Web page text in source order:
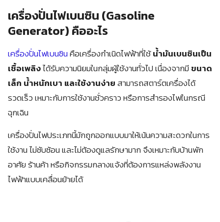
เครื่องปั่นไฟเบนซิน (Gasoline
Generator) คืออะไร
เครื่องปั่นไฟเบนซินคือเครื่องกำเนิดไฟฟ้าที่ใช้น้ำมันเบนซินเป็น
เชื้อเพลิงได้รับความนิยมในกลุ่มผู้ใช้งานทั่วไป เนื่องจากมีขนาด
เล็ก น้ำหนักเบา และใช้งานง่ายสามารถสตาร์ตเครื่องได้
รวดเร็ว เหมาะกับการใช้งานชั่วคราว หรือการสำรองไฟในกรณี
ฉุกเฉิน
เครื่องปั่นไฟประเภทนี้มักถูกออกแบบมาให้เน้นความสะดวกในการ
ใช้งาน ไม่ซับซ้อน และไม่ต้องดูแลรักษามาก จึงเหมาะกับบ้านพัก
อาศัย ร้านค้า หรือกิจกรรมกลางแจ้งที่ต้องการแหล่งพลังงาน
ไฟฟ้าแบบเคลื่อนย้ายได้